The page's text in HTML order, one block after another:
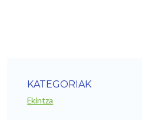
KATEGORIAK
Ekintza